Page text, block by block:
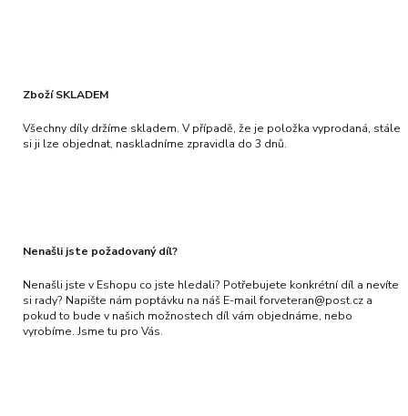
Zboží SKLADEM
Všechny díly držíme skladem. V případě, že je položka vyprodaná, stále
si ji lze objednat, naskladníme zpravidla do 3 dnů.
Nenašli jste požadovaný díl?
Nenašli jste v Eshopu co jste hledali? Potřebujete konkrétní díl a nevíte
si rady? Napište nám poptávku na náš E-mail forveteran@post.cz a
pokud to bude v našich možnostech díl vám objednáme, nebo
vyrobíme. Jsme tu pro Vás.